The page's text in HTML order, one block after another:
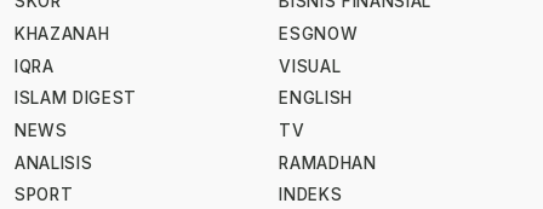
KHAZANAH
IQRA
ISLAM DIGEST
NEWS
ANALISIS
SPORT
ESGNOW
VISUAL
ENGLISH
TV
RAMADHAN
INDEKS